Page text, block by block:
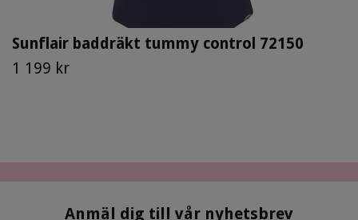
Sunflair baddräkt tummy control 72150
1 199 kr
Anmäl dig till vår nyhetsbrev